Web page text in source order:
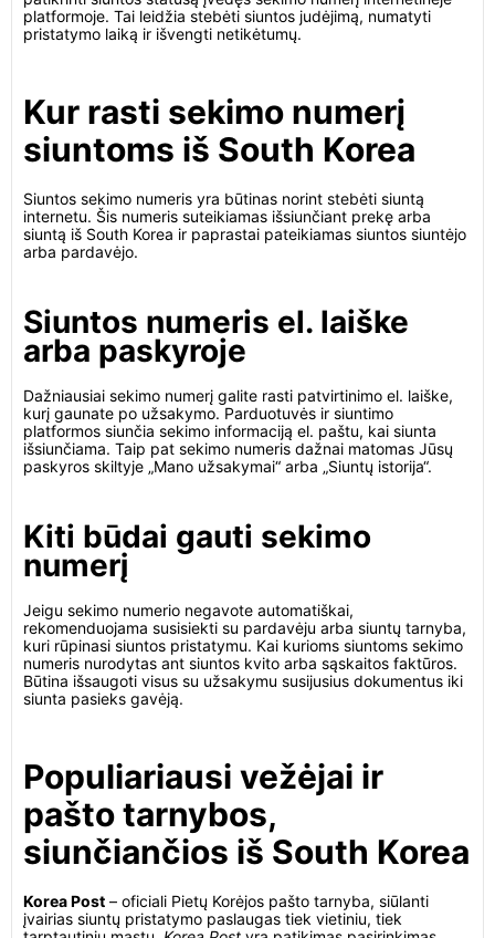
platformoje. Tai leidžia stebėti siuntos judėjimą, numatyti
pristatymo laiką ir išvengti netikėtumų.
Kur rasti sekimo numerį
siuntoms iš South Korea
Siuntos sekimo numeris yra būtinas norint stebėti siuntą
internetu. Šis numeris suteikiamas išsiunčiant prekę arba
siuntą iš South Korea ir paprastai pateikiamas siuntos siuntėjo
arba pardavėjo.
Siuntos numeris el. laiške
arba paskyroje
Dažniausiai sekimo numerį galite rasti patvirtinimo el. laiške,
kurį gaunate po užsakymo. Parduotuvės ir siuntimo
platformos siunčia sekimo informaciją el. paštu, kai siunta
išsiunčiama. Taip pat sekimo numeris dažnai matomas Jūsų
paskyros skiltyje „Mano užsakymai“ arba „Siuntų istorija“.
Kiti būdai gauti sekimo
numerį
Jeigu sekimo numerio negavote automatiškai,
rekomenduojama susisiekti su pardavėju arba siuntų tarnyba,
kuri rūpinasi siuntos pristatymu. Kai kurioms siuntoms sekimo
numeris nurodytas ant siuntos kvito arba sąskaitos faktūros.
Būtina išsaugoti visus su užsakymu susijusius dokumentus iki
siunta pasieks gavėją.
Populiariausi vežėjai ir
pašto tarnybos,
siunčiančios iš South Korea
Korea Post – oficiali Pietų Korėjos pašto tarnyba, siūlanti
įvairias siuntų pristatymo paslaugas tiek vietiniu, tiek